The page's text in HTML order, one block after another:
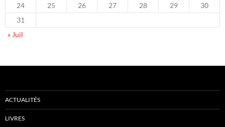
24
25 26 27 28 29
30
31
« Juil
ACTUALITÉS
LIVRES